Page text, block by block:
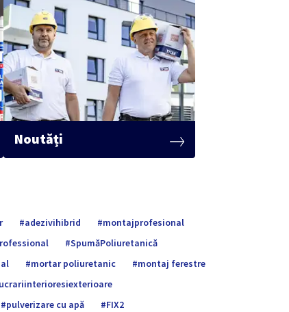
Noutăți
adezivihibrid
montajprofesional
SpumăPoliuretanică
mortar poliuretanic
montaj ferestre
pulverizare cu apă
FIX2